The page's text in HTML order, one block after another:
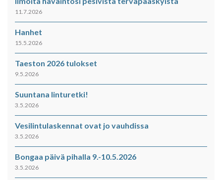
11.7.2026
Hanhet
15.5.2026
Taeston 2026 tulokset
9.5.2026
Suuntana linturetki!
3.5.2026
Vesilintulaskennat ovat jo vauhdissa
3.5.2026
Bongaa päivä pihalla 9.-10.5.2026
3.5.2026